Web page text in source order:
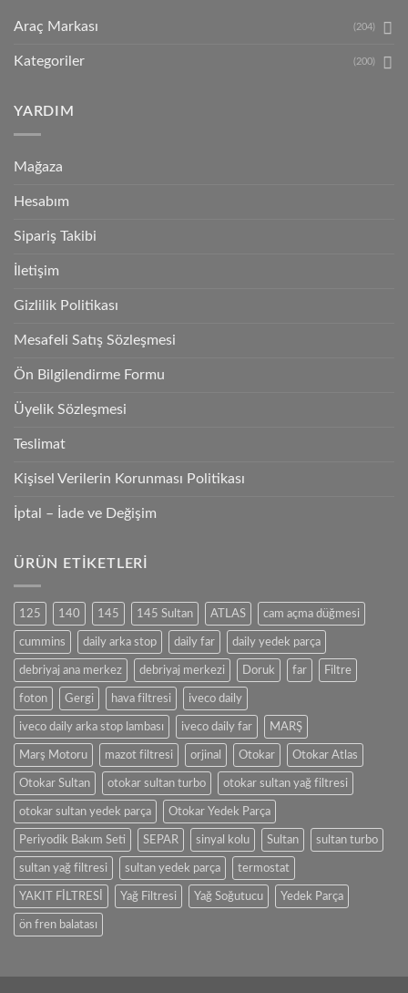
Araç Markası (204)
Kategoriler (200)
YARDIM
Mağaza
Hesabım
Sipariş Takibi
İletişim
Gizlilik Politikası
Mesafeli Satış Sözleşmesi
Ön Bilgilendirme Formu
Üyelik Sözleşmesi
Teslimat
Kişisel Verilerin Korunması Politikası
İptal – İade ve Değişim
ÜRÜN ETIKETLERI
125 140 145 145 Sultan ATLAS cam açma düğmesi
cummins daily arka stop daily far daily yedek parça
debriyaj ana merkez debriyaj merkezi Doruk far Filtre
foton Gergi hava filtresi iveco daily
iveco daily arka stop lambası iveco daily far MARŞ
Marş Motoru mazot filtresi orjinal Otokar Otokar Atlas
Otokar Sultan otokar sultan turbo otokar sultan yağ filtresi
otokar sultan yedek parça Otokar Yedek Parça
Periyodik Bakım Seti SEPAR sinyal kolu Sultan sultan turbo
sultan yağ filtresi sultan yedek parça termostat
YAKIT FİLTRESİ Yağ Filtresi Yağ Soğutucu Yedek Parça
ön fren balatası